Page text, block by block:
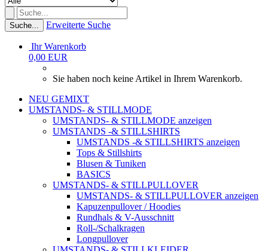
Suche... Erweiterte Suche
Ihr Warenkorb
0,00 EUR
Sie haben noch keine Artikel in Ihrem Warenkorb.
NEU GEMIXT
UMSTANDS- & STILLMODE
UMSTANDS- & STILLMODE anzeigen
UMSTANDS -& STILLSHIRTS
UMSTANDS -& STILLSHIRTS anzeigen
Tops & Stillshirts
Blusen & Tuniken
BASICS
UMSTANDS- & STILLPULLOVER
UMSTANDS- & STILLPULLOVER anzeigen
Kapuzenpullover / Hoodies
Rundhals & V-Ausschnitt
Roll-/Schalkragen
Longpullover